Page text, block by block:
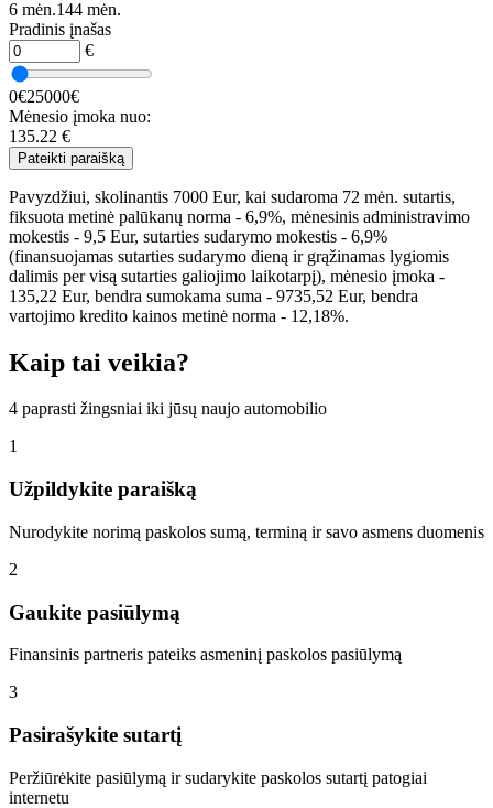
6 mėn.144 mėn.
Pradinis įnašas
€
0€25000€
Mėnesio įmoka nuo:
135.22 €
Pateikti paraišką
Pavyzdžiui, skolinantis 7000 Eur, kai sudaroma 72 mėn. sutartis,
fiksuota metinė palūkanų norma - 6,9%, mėnesinis administravimo
mokestis - 9,5 Eur, sutarties sudarymo mokestis - 6,9%
(finansuojamas sutarties sudarymo dieną ir grąžinamas lygiomis
dalimis per visą sutarties galiojimo laikotarpį), mėnesio įmoka -
135,22 Eur, bendra sumokama suma - 9735,52 Eur, bendra
vartojimo kredito kainos metinė norma - 12,18%.
Kaip tai veikia?
4 paprasti žingsniai iki jūsų naujo automobilio
1
Užpildykite paraišką
Nurodykite norimą paskolos sumą, terminą ir savo asmens duomenis
2
Gaukite pasiūlymą
Finansinis partneris pateiks asmeninį paskolos pasiūlymą
3
Pasirašykite sutartį
Peržiūrėkite pasiūlymą ir sudarykite paskolos sutartį patogiai
internetu